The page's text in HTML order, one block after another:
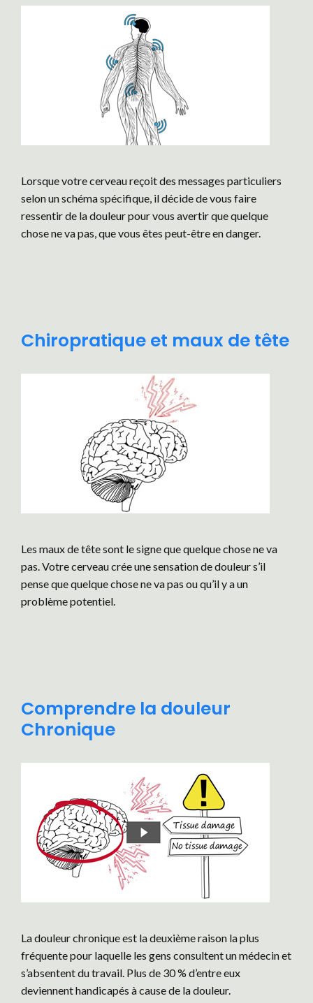
Lorsque votre cerveau reçoit des messages particuliers
selon un schéma spécifique, il décide de vous faire
ressentir de la douleur pour vous avertir que quelque
chose ne va pas, que vous êtes peut-être en danger.
Chiropratique et maux de tête
Les maux de tête sont le signe que quelque chose ne va
pas. Votre cerveau crée une sensation de douleur s’il
pense que quelque chose ne va pas ou qu’il y a un
problème potentiel.
Comprendre la douleur
Chronique
La douleur chronique est la deuxième raison la plus
fréquente pour laquelle les gens consultent un médecin et
s’absentent du travail. Plus de 30 % d’entre eux
deviennent handicapés à cause de la douleur.